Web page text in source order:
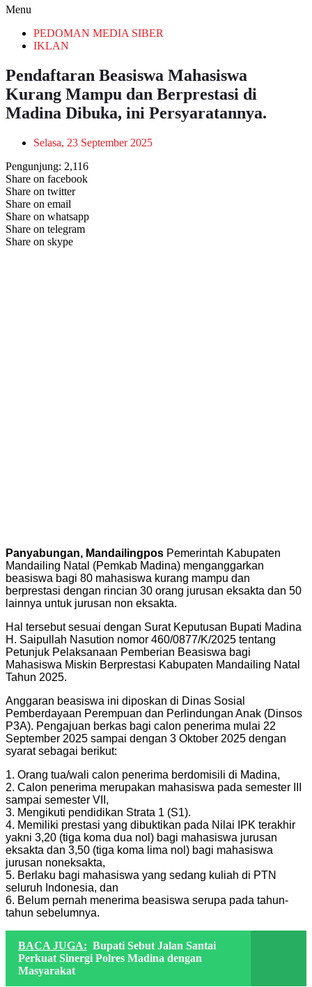
Menu
PEDOMAN MEDIA SIBER
IKLAN
Pendaftaran Beasiswa Mahasiswa
Kurang Mampu dan Berprestasi di
Madina Dibuka, ini Persyaratannya.
Selasa, 23 September 2025
Pengunjung: 2,116
Share on facebook
Share on twitter
Share on email
Share on whatsapp
Share on telegram
Share on skype
Panyabungan, Mandailingpos Pemerintah Kabupaten
Mandailing Natal (Pemkab Madina) menganggarkan
beasiswa bagi 80 mahasiswa kurang mampu dan
berprestasi dengan rincian 30 orang jurusan eksakta dan 50
lainnya untuk jurusan non eksakta.
Hal tersebut sesuai dengan Surat Keputusan Bupati Madina
H. Saipullah Nasution nomor 460/0877/K/2025 tentang
Petunjuk Pelaksanaan Pemberian Beasiswa bagi
Mahasiswa Miskin Berprestasi Kabupaten Mandailing Natal
Tahun 2025.
Anggaran beasiswa ini diposkan di Dinas Sosial
Pemberdayaan Perempuan dan Perlindungan Anak (Dinsos
P3A). Pengajuan berkas bagi calon penerima mulai 22
September 2025 sampai dengan 3 Oktober 2025 dengan
syarat sebagai berikut:
1. Orang tua/wali calon penerima berdomisili di Madina,
2. Calon penerima merupakan mahasiswa pada semester III
sampai semester VII,
3. Mengikuti pendidikan Strata 1 (S1).
4. Memiliki prestasi yang dibuktikan pada Nilai IPK terakhir
yakni 3,20 (tiga koma dua nol) bagi mahasiswa jurusan
eksakta dan 3,50 (tiga koma lima nol) bagi mahasiswa
jurusan noneksakta,
5. Berlaku bagi mahasiswa yang sedang kuliah di PTN
seluruh Indonesia, dan
6. Belum pernah menerima beasiswa serupa pada tahun-
tahun sebelumnya.
BACA JUGA: Bupati Sebut Jalan Santai
Perkuat Sinergi Polres Madina dengan
Masyarakat